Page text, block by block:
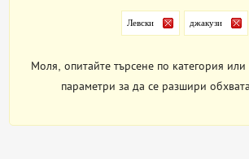
Левски джакузи
Моля, опитайте търсене по категория
параметри за да се разшири